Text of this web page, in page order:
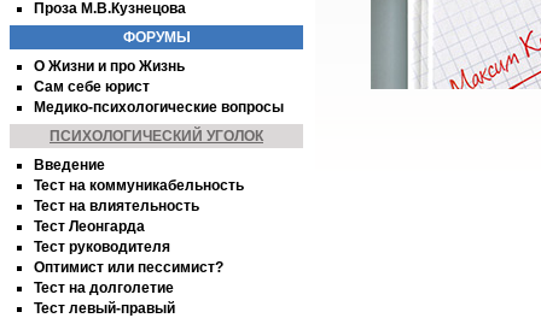
Проза М.В.Кузнецова
ФОРУМЫ
О Жизни и про Жизнь
Сам себе юрист
Медико-психологические вопросы
ПСИХОЛОГИЧЕСКИЙ УГОЛОК
Введение
Тест на коммуникабельность
Тест на влиятельность
Тест Леонгарда
Тест руководителя
Оптимист или пессимист?
Тест на долголетие
Тест левый-правый